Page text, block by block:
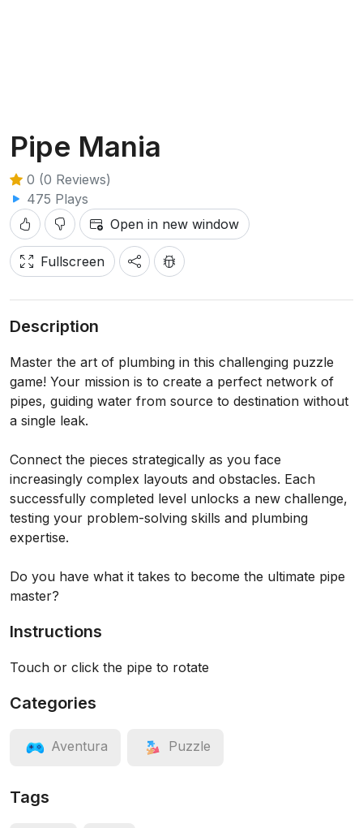
Pipe Mania
0 (0 Reviews)
475 Plays
Open in new window
Fullscreen
Description
Master the art of plumbing in this challenging puzzle
game! Your mission is to create a perfect network of
pipes, guiding water from source to destination without
a single leak.
Connect the pieces strategically as you face
increasingly complex layouts and obstacles. Each
successfully completed level unlocks a new challenge,
testing your problem-solving skills and plumbing
expertise.
Do you have what it takes to become the ultimate pipe
master?
Instructions
Touch or click the pipe to rotate
Categories
Aventura Puzzle
Tags